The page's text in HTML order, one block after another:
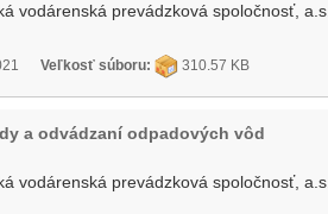
vodárenská prevádzková spoločnosť, a.s.
Veľkosť súboru: 310.57 KB
a odvádzaní odpadových vôd
vodárenská prevádzková spoločnosť, a.s.